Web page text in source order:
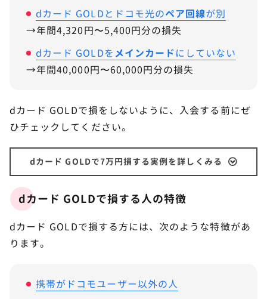
dカード GOLDとドコモ光のペア回線が別
→年間4,320円〜5,400円分の損失
dカード GOLDを メインカードにしていない
→年間40,000円〜60,000円分の損失
dカード GOLDで損をしないように、入会する前にぜ
ひチェックしてください。
dカード GOLDで7万円損する実例を詳しくみる
dカード GOLDで損する人の特徴
dカード GOLDで損する方には、次のような特徴があ
ります。
携帯がドコモユーザー以外の人